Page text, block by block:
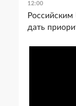
12:00
дать